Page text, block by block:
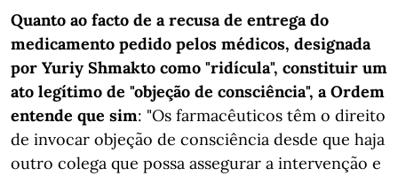
Quanto ao facto de a recusa de entrega do
medicamento pedido pelos médicos, designada
por Yuriy Shmakto como "ridícula", constituir um
ato legítimo de "objeção de consciência", a Ordem
entende que sim: "Os farmacêuticos têm o direito
de invocar objeção de consciência desde que haja
outro colega que possa assegurar a intervenção e